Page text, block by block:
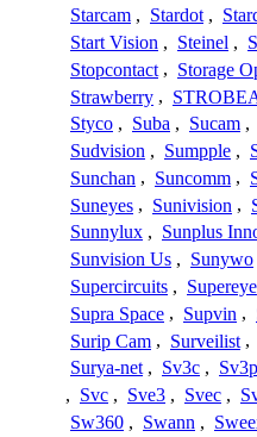
Starcam , Stardot ,
Start Vision , Steinel ,
Stopcontact , Storage
Strawberry ,
Styco , Suba , Sucam ,
Sudvision , Sumpple ,
Sunchan , Suncomm ,
Suneyes , Sunivision ,
Sunnylux , Sunplus
Sunvision Us , Sunywo
Supercircuits , Supereye
Supra Space , Supvin ,
Surip Cam , Surveilist ,
Surya-net , Sv3c , Sv3p
, Svc , Sve3 , Svec ,
Sw360 , Swann ,